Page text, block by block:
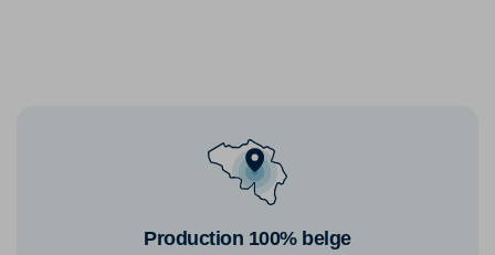
Production 100% belge